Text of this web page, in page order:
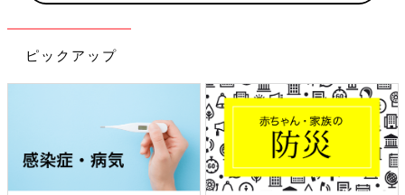
ピックアップ